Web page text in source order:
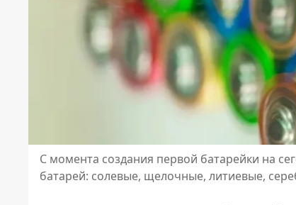
С момента создания первой батарейки на
батарей: солевые, щелочные, литиевые,